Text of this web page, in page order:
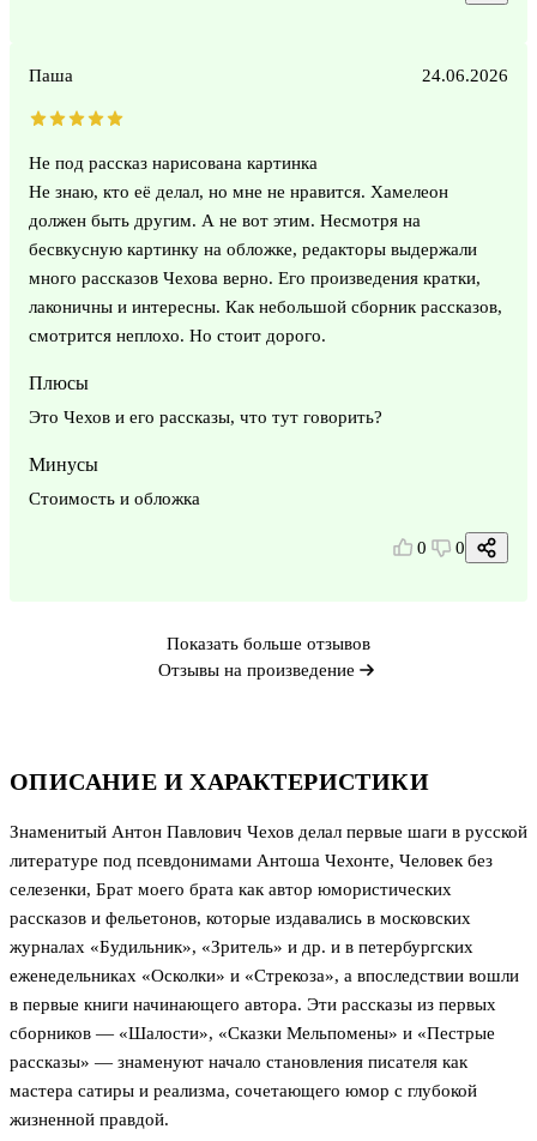
ОПИСАНИЕ И ХАРАКТЕРИСТИКИ
Знаменитый Антон Павлович Чехов делал первые шаги в русской
литературе под псевдонимами Антоша Чехонте, Человек без
селезенки, Брат моего брата как автор юмористических
рассказов и фельетонов, которые издавались в московских
журналах «Будильник», «Зритель» и др. и в петербургских
еженедельниках «Осколки» и «Стрекоза», а впоследствии вошли
в первые книги начинающего автора. Эти рассказы из первых
сборников — «Шалости», «Сказки Мельпомены» и «Пестрые
рассказы» — знаменуют начало становления писателя как
мастера сатиры и реализма, сочетающего юмор с глубокой
жизненной правдой.
Паша 24.06.2026
Не под рассказ нарисована картинка
Не знаю, кто её делал, но мне не нравится. Хамелеон
должен быть другим. А не вот этим. Несмотря на
бесвкусную картинку на обложке, редакторы выдержали
много рассказов Чехова верно. Его произведения кратки,
лаконичны и интересны. Как небольшой сборник рассказов,
смотрится неплохо. Но стоит дорого.
Плюсы
Это Чехов и его рассказы, что тут говорить?
Минусы
Стоимость и обложка
0 0
Показать больше отзывов
Отзывы на произведение